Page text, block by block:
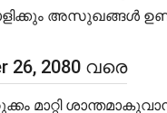
അസുഖങ്ങൾ
2080 വരെ